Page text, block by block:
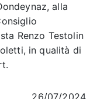
alla
Renzo Testolin
in qualità di